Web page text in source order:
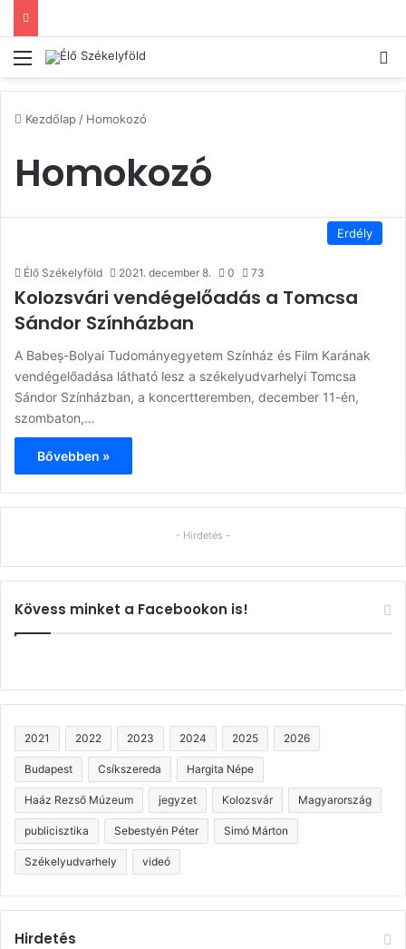
Menü
Kezdőlap / Homokozó
Homokozó
Erdély
Élő Székelyföld 2021. december 8. 0 73
Kolozsvári vendégelőadás a Tomcsa
Sándor Színházban
A Babeș-Bolyai Tudományegyetem Színház és Film Karának
vendégelőadása látható lesz a székelyudvarhelyi Tomcsa
Sándor Színházban, a koncertteremben, december 11-én,
szombaton,…
Bővebben »
- Hirdetés -
Kövess minket a Facebookon is!
2021 2022 2023 2024 2025 2026
Budapest Csíkszereda Hargita Népe
Haáz Rezső Múzeum jegyzet Kolozsvár Magyarország
publicisztika Sebestyén Péter Simó Márton
Székelyudvarhely videó
Hirdetés